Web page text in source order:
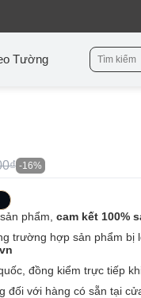
Tường
Tìm
kiếm:
-16%
phẩm, cam kết 100%
trường hợp sản phẩm bị
đồng kiểm trực tiếp
đối với hàng có sẵn tại